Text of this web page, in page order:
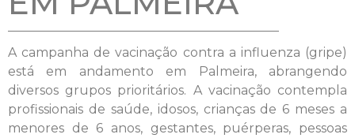
A campanha de vacinação contra a influenza (gripe)
está em andamento em Palmeira, abrangendo
diversos grupos prioritários. A vacinação contempla
profissionais de saúde, idosos, crianças de 6 meses a
menores de 6 anos, gestantes, puérperas, pessoas